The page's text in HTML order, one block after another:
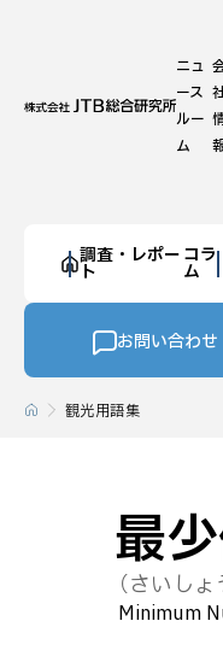
ニュ
ース
ルー
ム
調査・レポー
ト
コラ
ム
お問い合わせ
観光用語集
最
（さいし
Minimum